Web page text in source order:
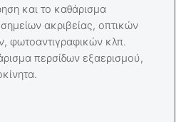
και το καθάρισμα
ακριβείας, οπτικών
φωτοαντιγραφικών κλπ.
περσίδων εξαερισμού,